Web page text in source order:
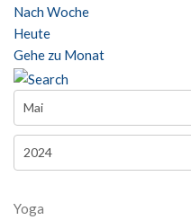
Nach Woche
Heute
Gehe zu Monat
Yoga